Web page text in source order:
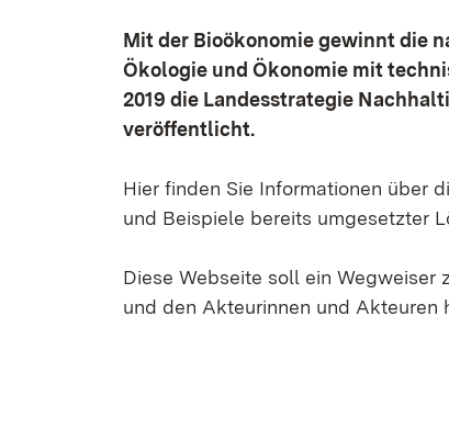
Mit der Bioökonomie gewinnt die
Ökologie und Ökonomie mit
2019 die Landesstrategie
veröffentlicht.
Hier finden Sie Informationen über
und Beispiele bereits umgesetzter
Diese Webseite soll ein Wegweiser
und den Akteurinnen und Akteuren